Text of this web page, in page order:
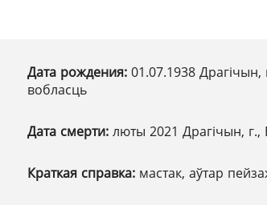
Дата рождения: 01.07.1938 Драгічын,
вобласць
Дата смерти: люты 2021 Драгічын, г.,
Краткая справка: мастак, аўтар